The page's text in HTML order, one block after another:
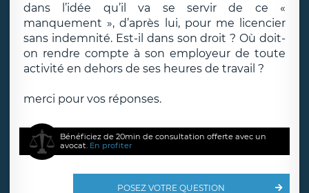
dans l’idée qu’il va se servir de ce «
manquement », d’après lui, pour me licencier
sans indemnité. Est-il dans son droit ? Où doit-
on rendre compte à son employeur de toute
activité en dehors de ses heures de travail ?
merci pour vos réponses.
Bénéficiez de 20min de consultation offerte avec un
avocat. En profiter
POSEZ VOTRE QUESTION